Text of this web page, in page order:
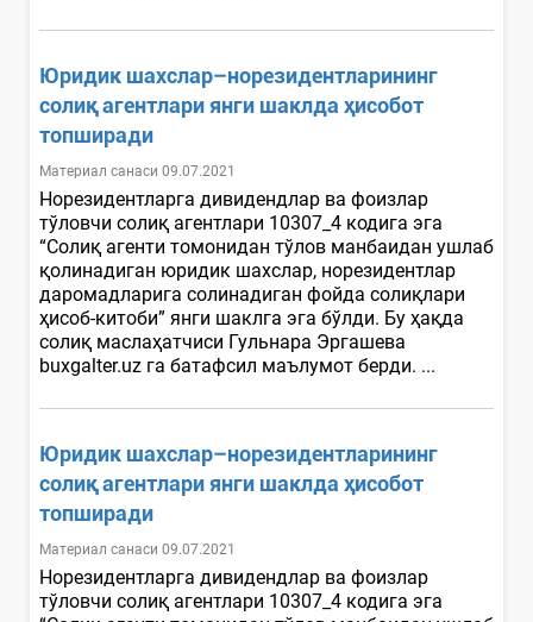
Юридик шахслар–норезидентларининг
солиқ агентлари янги шаклда ҳисобот
топширади
Материал санаси 09.07.2021
Норезидентларга дивидендлар ва фоизлар
тўловчи солиқ агентлари 10307_4 кодига эга
“Солиқ агенти томонидан тўлов манбаидан ушлаб
қолинадиган юридик шахслар, норезидентлар
даромадларига солинадиган фойда солиқлари
ҳисоб-китоби” янги шаклга эга бўлди. Бу ҳақда
солиқ маслаҳатчиси Гульнара Эргашева
buxgalter.uz га батафсил маълумот берди. ...
Юридик шахслар–норезидентларининг
солиқ агентлари янги шаклда ҳисобот
топширади
Материал санаси 09.07.2021
Норезидентларга дивидендлар ва фоизлар
тўловчи солиқ агентлари 10307_4 кодига эга